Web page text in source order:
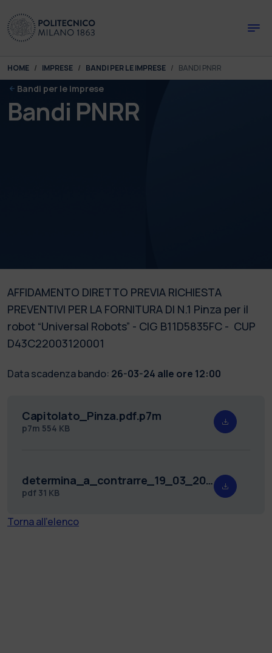
You are here:
HOME IMPRESE BANDI PER LE IMPRESE BANDI PNRR
Bandi per le imprese
Bandi PNRR
AFFIDAMENTO DIRETTO PREVIA RICHIESTA
PREVENTIVI PER LA FORNITURA DI N.1 Pinza per il
robot “Universal Robots” - CIG B11D5835FC - CUP
D43C22003120001
Data scadenza bando: 26-03-24 alle ore 12:00
Capitolato_Pinza.pdf.p7m
p7m 554 KB
determina_a_contrarre_19_03_2024__2_.pdf
pdf 31 KB
Torna all'elenco